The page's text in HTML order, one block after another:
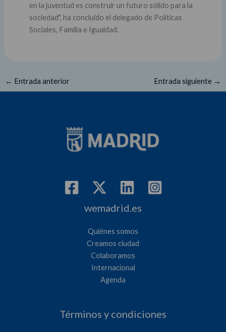
en la juventud es construir un futuro sólido para la
sociedad", ha concluido el delegado de Políticas
Sociales, Familia e Igualdad.
← Entrada anterior Entrada siguiente →
wemadrid.es
Quiénes somos
Creamos ciudad
Colaboramos
Internacional
Agenda
Términos y condiciones